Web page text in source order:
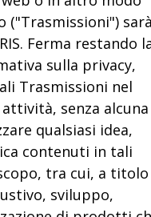
("Trasmissioni")
Ferma restando
sulla privacy,
Trasmissioni nel
senza alcuna
qualsiasi idea,
contenuti in tali
tra cui, a titolo
sviluppo,